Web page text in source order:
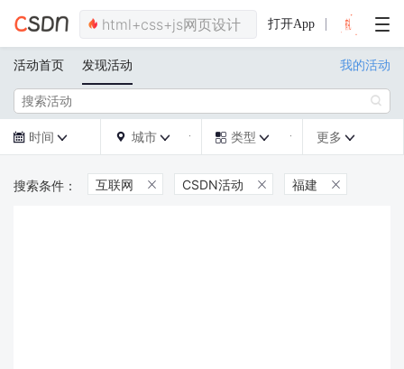
打开App
活动首页 发现活动 我的活动

 时间   城市   类型  更多 
互联网  CSDN活动  福建 